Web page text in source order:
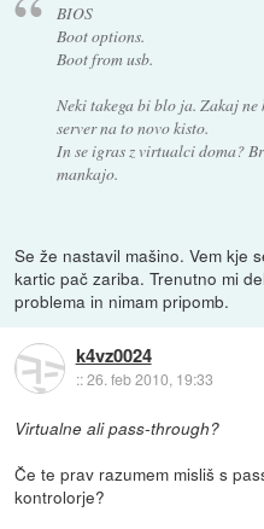
BIOS
Boot options.
Boot from usb.
Neki takega bi blo ja. Zakaj
server na to novo kisto.
In se igras z virtualci doma?
mankajo.
Se že nastavil mašino. Vem kje
kartic pač zariba. Trenutno mi
problema in nimam pripomb.
k4vz0024
::26. feb 2010, 19:33
Virtualne ali pass-through?
Če te prav razumem misliš s
kontrolorje?